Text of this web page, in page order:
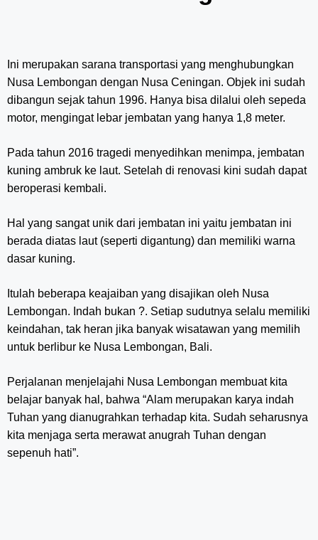
Ini merupakan sarana transportasi yang menghubungkan
Nusa Lembongan dengan Nusa Ceningan. Objek ini sudah
dibangun sejak tahun 1996. Hanya bisa dilalui oleh sepeda
motor, mengingat lebar jembatan yang hanya 1,8 meter.
Pada tahun 2016 tragedi menyedihkan menimpa, jembatan
kuning ambruk ke laut. Setelah di renovasi kini sudah dapat
beroperasi kembali.
Hal yang sangat unik dari jembatan ini yaitu jembatan ini
berada diatas laut (seperti digantung) dan memiliki warna
dasar kuning.
Itulah beberapa keajaiban yang disajikan oleh Nusa
Lembongan. Indah bukan ?. Setiap sudutnya selalu memiliki
keindahan, tak heran jika banyak wisatawan yang memilih
untuk berlibur ke Nusa Lembongan, Bali.
Perjalanan menjelajahi Nusa Lembongan membuat kita
belajar banyak hal, bahwa “Alam merupakan karya indah
Tuhan yang dianugrahkan terhadap kita. Sudah seharusnya
kita menjaga serta merawat anugrah Tuhan dengan
sepenuh hati”.